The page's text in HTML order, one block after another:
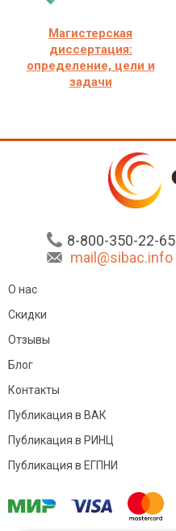
Магистерская
диссертация:
определение, цели и
задачи
8-800-350-22-65
mail@sibac.info
О нас
Скидки
Отзывы
Блог
Контакты
Публикация в ВАК
Публикация в РИНЦ
Публикация в ЕГПНИ